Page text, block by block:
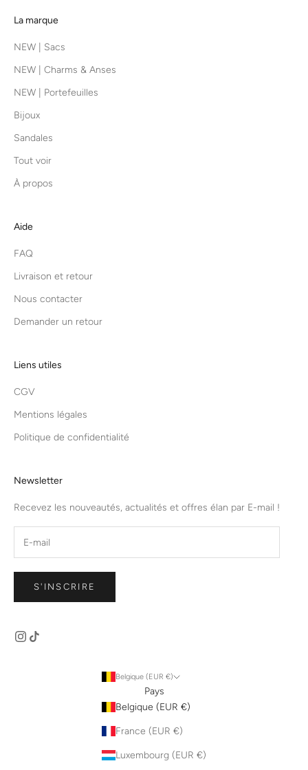
La marque
NEW | Sacs
NEW | Charms & Anses
NEW | Portefeuilles
Bijoux
Sandales
Tout voir
À propos
Aide
FAQ
Livraison et retour
Nous contacter
Demander un retour
Liens utiles
CGV
Mentions légales
Politique de confidentialité
Newsletter
Recevez les nouveautés, actualités et offres élan par E-mail !
S'INSCRIRE
Belgique (EUR €)
Pays
Belgique (EUR €)
France (EUR €)
Luxembourg (EUR €)